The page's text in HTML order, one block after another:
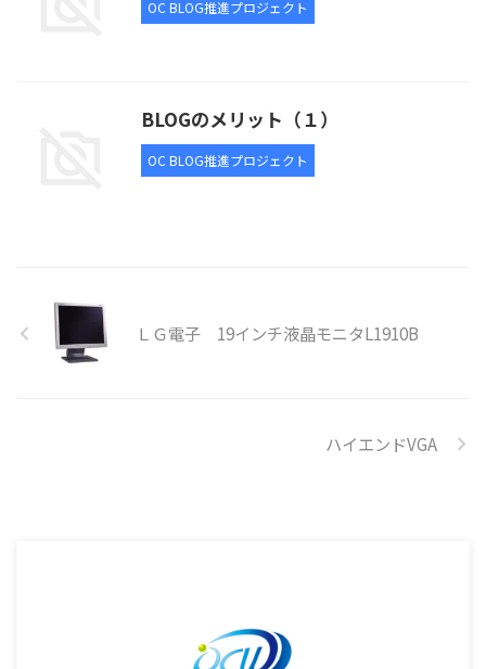
OC BLOG推進プロジェクト
BLOGのメリット（１）
OC BLOG推進プロジェクト
ＬＧ電子 19インチ液晶モニタL1910B
ハイエンドVGA